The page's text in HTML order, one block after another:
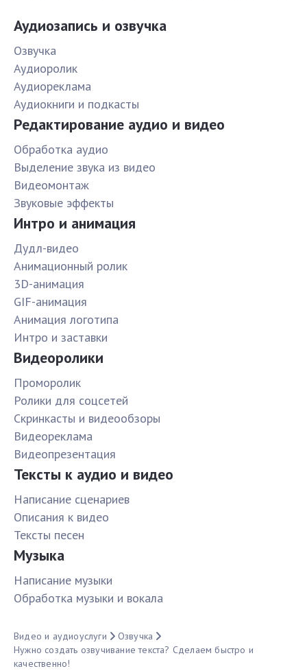
Аудиозапись и озвучка
Озвучка
Аудиоролик
Аудиореклама
Аудиокниги и подкасты
Редактирование аудио и видео
Обработка аудио
Выделение звука из видео
Видеомонтаж
Звуковые эффекты
Интро и анимация
Дудл-видео
Анимационный ролик
3D-анимация
GIF-анимация
Анимация логотипа
Интро и заставки
Видеоролики
Проморолик
Ролики для соцсетей
Скринкасты и видеообзоры
Видеореклама
Видеопрезентация
Тексты к аудио и видео
Написание сценариев
Описания к видео
Тексты песен
Музыка
Написание музыки
Обработка музыки и вокала
Видео и аудиоуслуги
Озвучка
Нужно создать озвучивание текста? Сделаем быстро и
качественно!